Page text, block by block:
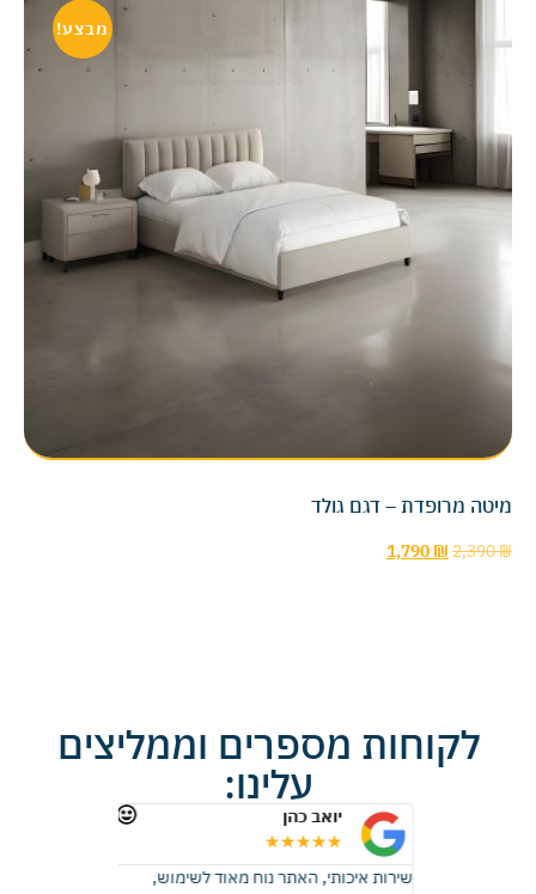
מבצע!
מיטה מרופדת – דגם גולד
2,390₪
1,790 ₪
לקוחות מספרים וממליצים
עלינו:
יואב כהן
★
★
★
★
★
שירות איכותי, האתר נוח מאוד לשימוש,